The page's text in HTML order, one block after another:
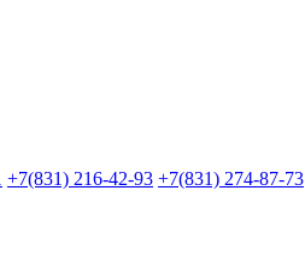
+7(831) 216-42-93 +7(831) 274-87-73